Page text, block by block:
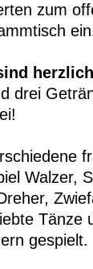
zum
drei
Walzer,
Tänze
gespielt.